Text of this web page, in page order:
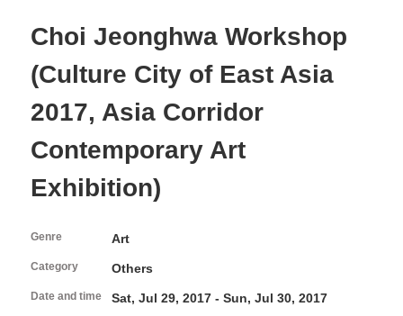
Opening Hours & Accessibility
Floor Guide
Access
Library / Information Room
FAQ
Attend an event
Current Events
Monthly Schedule
Event Archive
Programs and Projects of the Center
Use Studio
About Studio
How to use Studio and application guidelines
Facilities in Studio
Open Call
Volunteers & Supporters
Volunteer
KAC Supporters
Choi Jeonghwa Workshop
(Culture City of East Asia
2017, Asia Corridor
Contemporary Art
Exhibition)
Genre Art
Category Others
Date and time Sat, Jul 29, 2017 - Sun, Jul 30, 2017